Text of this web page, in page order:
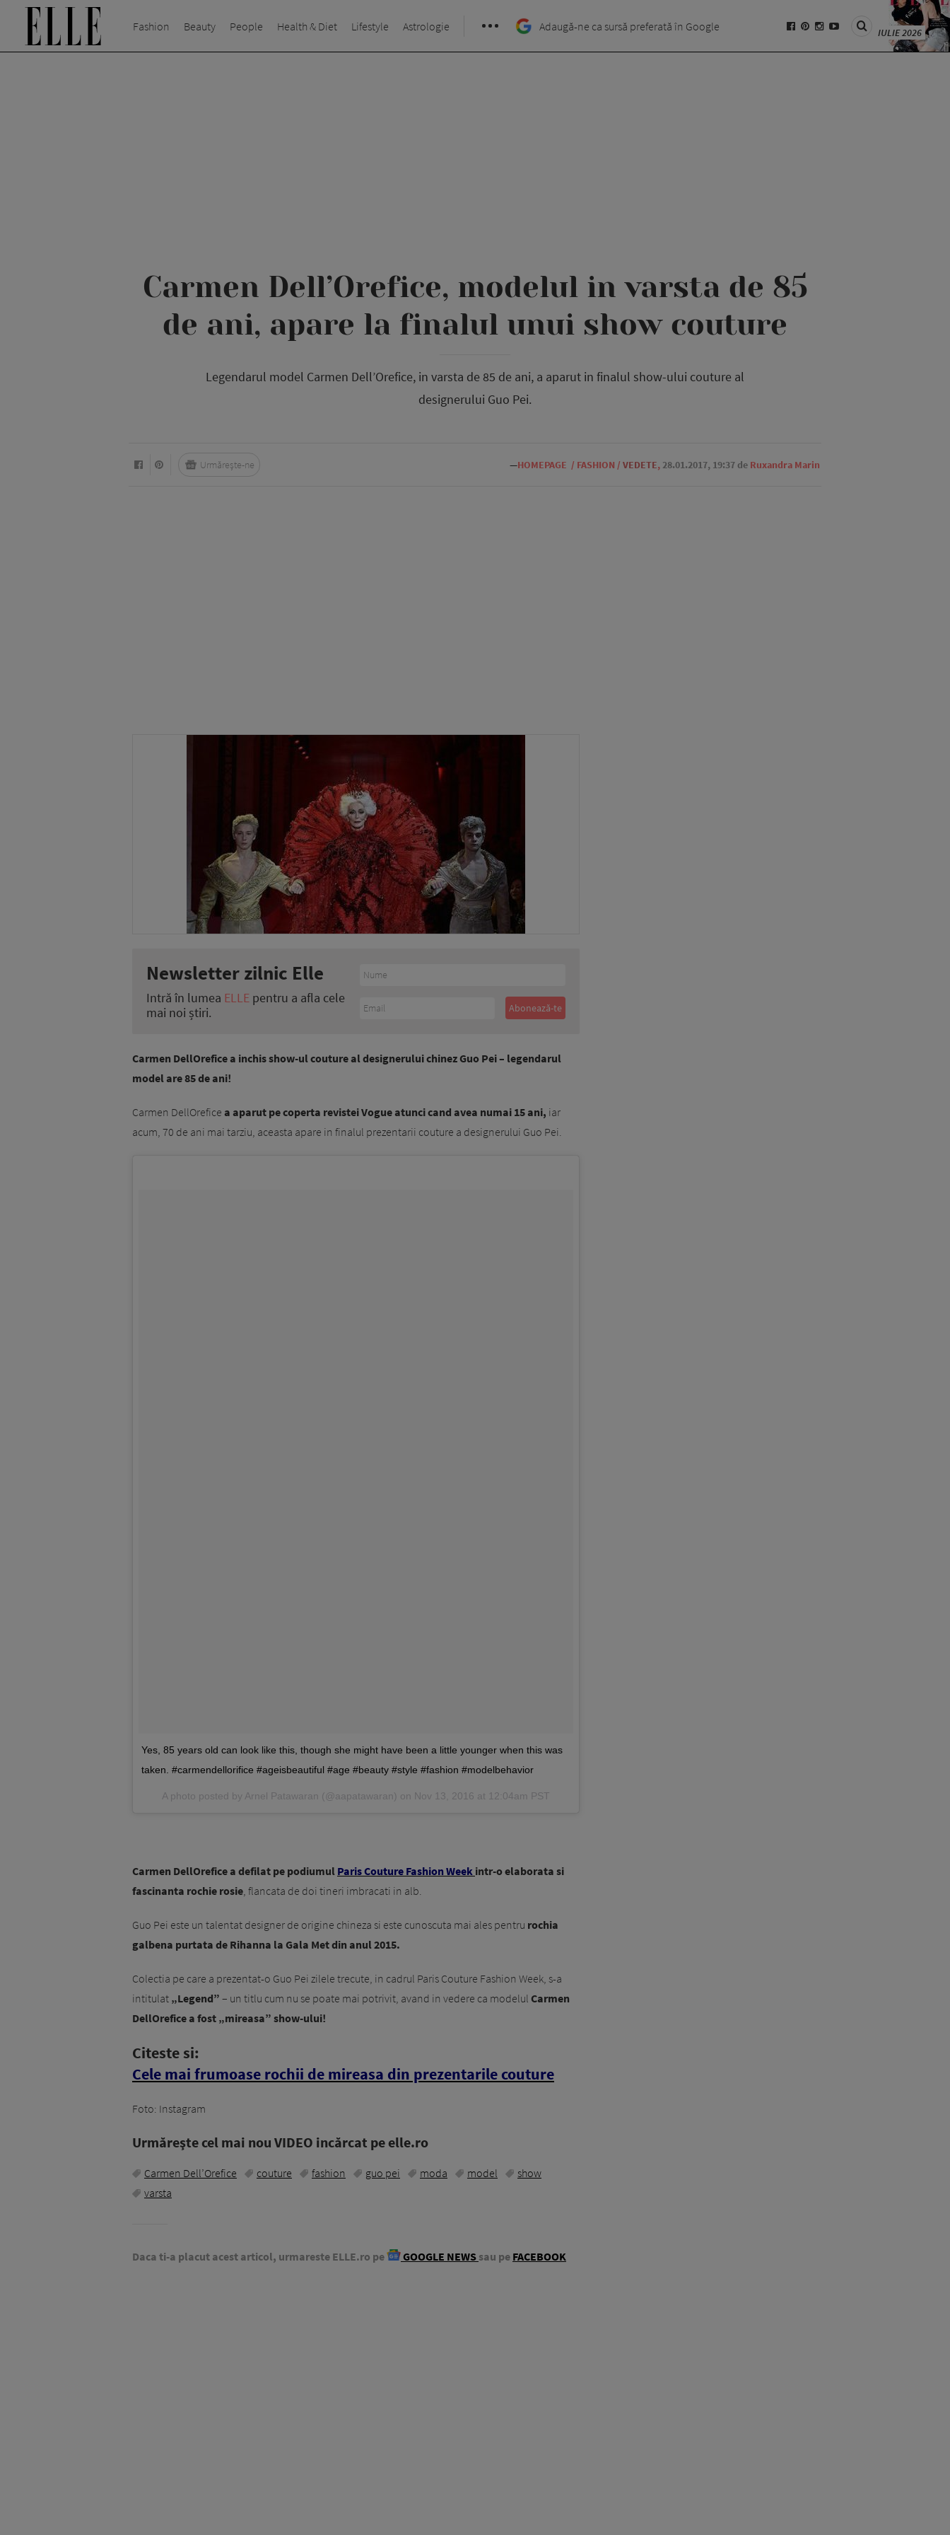
Fashion Beauty People Health & Diet Lifestyle Astrologie Adaugă-ne ca sursă preferată în Google IULIE 2026
Carmen Dell’Orefice, modelul in varsta de 85
de ani, apare la finalul unui show couture
Legendarul model Carmen Dell’Orefice, in varsta de 85 de ani, a aparut in finalul show-ului couture al
designerului Guo Pei.
—HOMEPAGE / FASHION / VEDETE, 28.01.2017, 19:37 de Ruxandra Marin
Urmărește-ne
Newsletter zilnic Elle
Intră în lumea ELLE pentru a afla cele
mai noi știri.
Carmen DellOrefice a inchis show-ul couture al designerului chinez Guo Pei – legendarul
model are 85 de ani!
Carmen DellOrefice a aparut pe coperta revistei Vogue atunci cand avea numai 15 ani, iar
acum, 70 de ani mai tarziu, aceasta apare in finalul prezentarii couture a designerului Guo Pei.
Yes, 85 years old can look like this, though she might have been a little younger when this was
taken. #carmendellorifice #ageisbeautiful #age #beauty #style #fashion #modelbehavior
A photo posted by Arnel Patawaran (@aapatawaran) on Nov 13, 2016 at 12:04am PST
Carmen DellOrefice a defilat pe podiumul Paris Couture Fashion Week intr-o elaborata si
fascinanta rochie rosie , flancata de doi tineri imbracati in alb.
Guo Pei este un talentat designer de origine chineza si este cunoscuta mai ales pentru rochia
galbena purtata de Rihanna la Gala Met din anul 2015.
Colectia pe care a prezentat-o Guo Pei zilele trecute, in cadrul Paris Couture Fashion Week, s-a
intitulat „Legend” – un titlu cum nu se poate mai potrivit, avand in vedere ca modelul Carmen
DellOrefice a fost „mireasa” show-ului!
Citeste si:
Cele mai frumoase rochii de mireasa din prezentarile couture
Foto: Instagram
Urmăreşte cel mai nou VIDEO incărcat pe elle.ro
Carmen Dell’Orefice couture fashion guo pei moda model
show
varsta
Daca ti-a placut acest articol, urmareste ELLE.ro pe GOOGLE NEWS sau pe FACEBOOK